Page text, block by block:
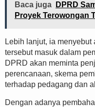
Baca juga
DPRD
Proyek Terowongan
Lebih lanjut, ia
tersebut masuk dalam
DPRD akan meminta
perencanaan, skema
terhadap pedagang dan
Dengan adanya